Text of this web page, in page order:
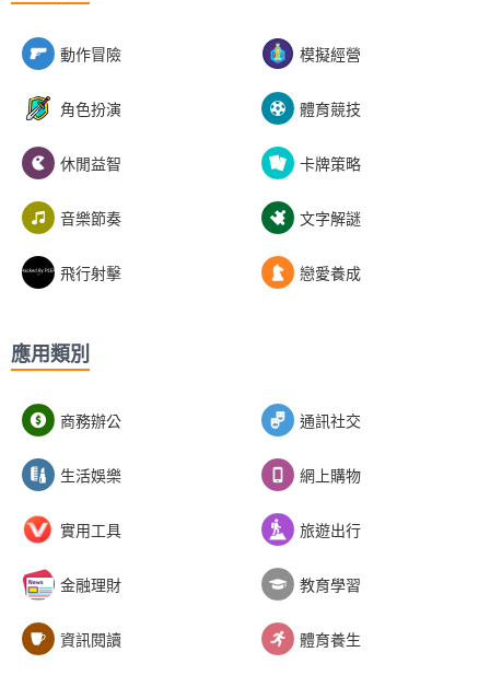
動作冒險 模擬經營
角色扮演 體育競技
休閒益智 卡牌策略
音樂節奏 文字解謎
飛行射擊 戀愛養成
應用類別
商務辦公 通訊社交
生活娛樂 網上購物
實用工具 旅遊出行
金融理財 教育學習
資訊閱讀 體育養生